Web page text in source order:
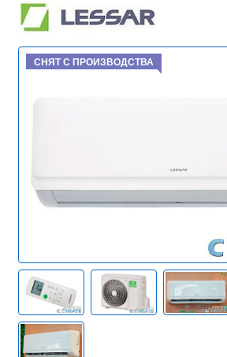
СНЯТ С ПРОИЗВОДСТВА